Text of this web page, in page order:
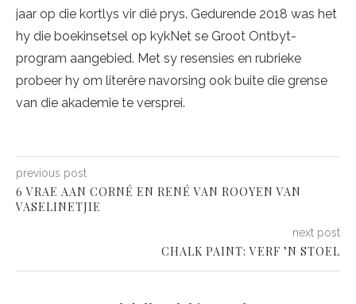
jaar op die kortlys vir dié prys. Gedurende 2018 was het
hy die boekinsetsel op kykNet se Groot Ontbyt-
program aangebied. Met sy resensies en rubrieke
probeer hy om literêre navorsing ook buite die grense
van die akademie te versprei.
previous post
6 VRAE AAN CORNÉ EN RENÉ VAN ROOYEN VAN
VASELINETJIE
next post
CHALK PAINT: VERF ’N STOEL